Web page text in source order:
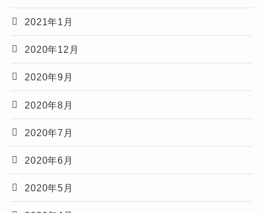
2021年1月
2020年12月
2020年9月
2020年8月
2020年7月
2020年6月
2020年5月